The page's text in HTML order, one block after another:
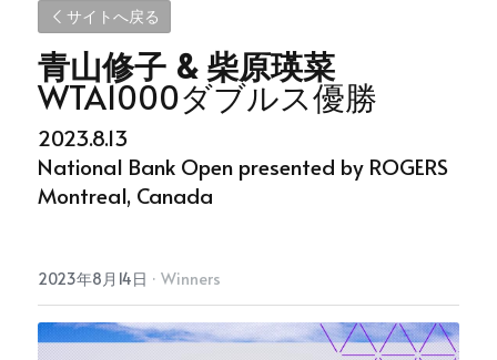
サイトへ戻る
青山修子 & 柴原瑛菜
WTA1000ダブルス優勝
2023.8.13
National Bank Open presented by ROGERS
Montreal, Canada
2023年8月14日 · Winners